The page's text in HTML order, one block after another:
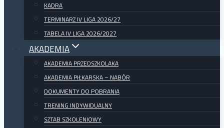
KADRA
TERMINARZ IV LIGA 2026/27
TABELA IV LIGA 2026/2027
AKADEMIA
AKADEMIA PRZEDSZKOLAKA
AKADEMIA PIŁKARSKA – NABÓR
DOKUMENTY DO POBRANIA
TRENING INDYWIDUALNY
SZTAB SZKOLENIOWY